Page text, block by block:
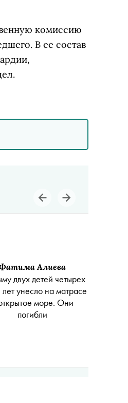
комиссию
В ее состав
Алиева
двух детей четырех
лет унесло на матрасе
море. Они
погибли